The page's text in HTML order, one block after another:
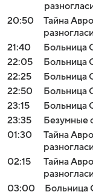
20:50
Тайна
21:40
Больница
22:05
Больница
22:25
Больница
22:50
Больница
23:15
Больница
23:35
Безумные
01:30
Тайна
02:15
Тайна
03:00
Больница